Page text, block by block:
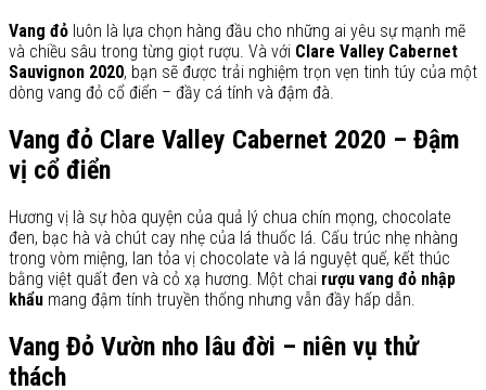
Vang đỏ luôn là lựa chọn hàng đầu cho những ai yêu sự mạnh mẽ
và chiều sâu trong từng giọt rượu. Và với Clare Valley Cabernet
Sauvignon 2020, bạn sẽ được trải nghiệm trọn vẹn tinh túy của một
dòng vang đỏ cổ điển – đầy cá tính và đậm đà.
Vang đỏ Clare Valley Cabernet 2020 – Đậm
vị cổ điển
Hương vị là sự hòa quyện của quả lý chua chín mọng, chocolate
đen, bạc hà và chút cay nhẹ của lá thuốc lá. Cấu trúc nhẹ nhàng
trong vòm miệng, lan tỏa vị chocolate và lá nguyệt quế, kết thúc
bằng việt quất đen và cỏ xạ hương. Một chai rượu vang đỏ nhập
khẩu mang đậm tính truyền thống nhưng vẫn đầy hấp dẫn.
Vang Đỏ Vườn nho lâu đời – niên vụ thử
thách